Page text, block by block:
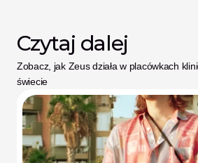
Czytaj dalej
Zobacz, jak Zeus działa w placówkach
świecie